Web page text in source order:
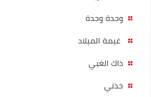
وحدة وحدة
غيمة الميلاد
ذاك الغبي
خذني